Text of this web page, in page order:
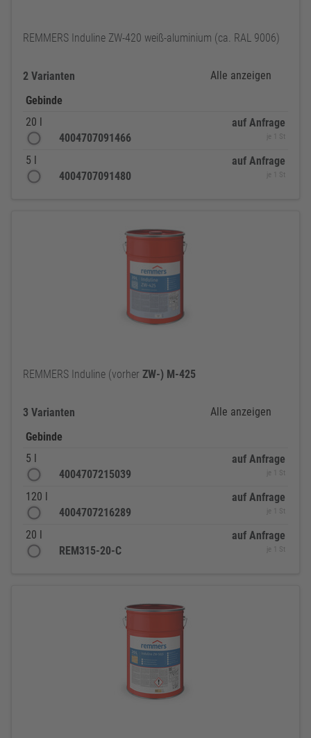
REMMERS Induline ZW-420 weiß-aluminium (ca. RAL 9006)
2 Varianten
Alle anzeigen
Gebinde
20 l
4004707091466
auf Anfrage
je 1 St
5 l
4004707091480
auf Anfrage
je 1 St
REMMERS Induline (vorher ZW-) M-425
3 Varianten
Alle anzeigen
Gebinde
5 l
4004707215039
auf Anfrage
je 1 St
120 l
4004707216289
auf Anfrage
je 1 St
20 l
REM315-20-C
auf Anfrage
je 1 St